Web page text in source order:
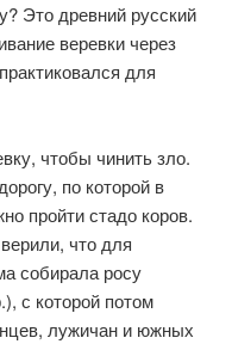
Это древний русский
веревки через
для
чтобы чинить зло.
по которой в
пройти стадо коров.
что для
собирала росу
с которой потом
лужичан и южных